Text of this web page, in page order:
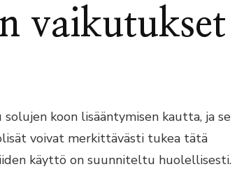
vaikutukset
koon lisääntymisen kautta, ja se
voivat merkittävästi tukea tätä
käyttö on suunniteltu huolellisesti.